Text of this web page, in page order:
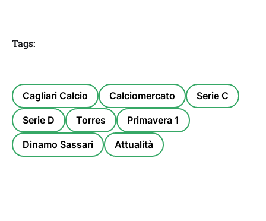
Tags:
Cagliari Calcio Calciomercato Serie C
Serie D Torres Primavera 1
Dinamo Sassari Attualità